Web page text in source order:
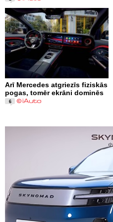
Arī Mercedes atgriezīs fiziskās
pogas, tomēr ekrāni dominēs
6